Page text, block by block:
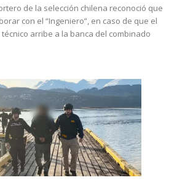
de la selección chilena reconoció que
con el “Ingeniero”, en caso de que el
arribe a la banca del combinado